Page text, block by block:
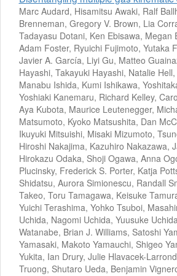
Marc Audard, Hisamitsu Awaki, Ralf
Brenneman, Gregory V. Brown, Lia
Tadayasu Dotani, Ken Ebisawa,
Adam Foster, Ryuichi Fujimoto, Yutaka
Javier A. García, Liyi Gu, Matteo
Hayashi, Takayuki Hayashi, Natalie
Manabu Ishida, Kumi Ishikawa,
Yoshiaki Kanemaru, Richard Kelley,
Aya Kubota, Maurice Leutenegger,
Matsumoto, Kyoko Matsushita, Dan
Ikuyuki Mitsuishi, Misaki Mizumoto,
Hiroshi Nakajima, Kazuhiro Nakazawa,
Hirokazu Odaka, Shoji Ogawa, Anna
Plucinsky, Frederick S. Porter, Katja
Shidatsu, Aurora Simionescu, Randall
Takeo, Toru Tamagawa, Keisuke
Yuichi Terashima, Yohko Tsuboi,
Uchida, Nagomi Uchida, Yuusuke
Watanabe, Brian J. Williams, Satoshi
Yamasaki, Makoto Yamauchi, Shigeo
Yukita, Ian Drury, Julie Hlavacek-
Truong, Shutaro Ueda, Benjamin